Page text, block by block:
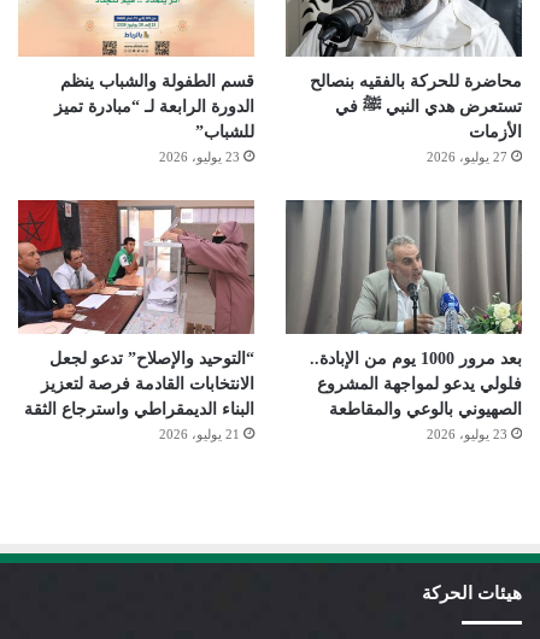
محاضرة للحركة بالفقيه بنصالح
تستعرض هدي النبي ﷺ في
الأزمات
27 يوليو، 2026
قسم الطفولة والشباب ينظم
الدورة الرابعة لـ “مبادرة تميز
للشباب”
23 يوليو، 2026
بعد مرور 1000 يوم من الإبادة..
فلولي يدعو لمواجهة المشروع
الصهيوني بالوعي والمقاطعة
23 يوليو، 2026
“التوحيد والإصلاح” تدعو لجعل
الانتخابات القادمة فرصة لتعزيز
البناء الديمقراطي واسترجاع الثقة
21 يوليو، 2026
هيئات الحركة